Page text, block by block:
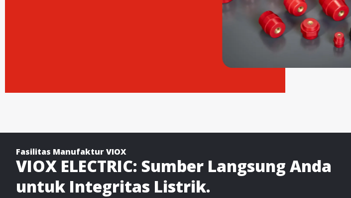
Fasilitas Manufaktur VIOX
VIOX ELECTRIC: Sumber Langsung Anda
untuk Integritas Listrik.